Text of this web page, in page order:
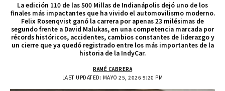
La edición 110 de las 500 Millas de Indianápolis dejó uno de los
finales más impactantes que ha vivido el automovilismo moderno.
Felix Rosenqvist ganó la carrera por apenas 23 milésimas de
segundo frente a David Malukas, en una competencia marcada por
récords históricos, accidentes, cambios constantes de liderazgo y
un cierre que ya quedó registrado entre los más importantes de la
historia de la IndyCar.
LAST UPDATED: MAYO 25, 2026 9:20 PM
RAMÉ CABRERA